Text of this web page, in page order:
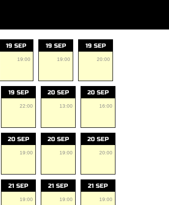
19 SEP
19:00
19 SEP
19:00
19 SEP
20:00
19 SEP
22:00
20 SEP
13:00
20 SEP
16:00
20 SEP
19:00
20 SEP
19:00
20 SEP
20:00
21 SEP
19:00
21 SEP
19:00
21 SEP
19:00